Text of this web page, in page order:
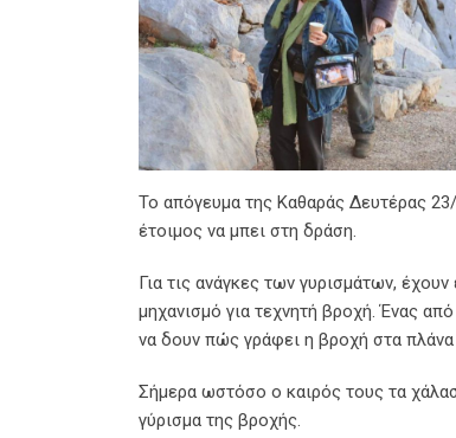
Το απόγευμα της Καθαράς Δευτέρας
έτοιμος να μπει στη δράση.
Για τις ανάγκες των γυρισμάτων,
μηχανισμό για τεχνητή βροχή. Ένας
να δουν πώς γράφει η βροχή στα πλάνα
Σήμερα ωστόσο ο καιρός τους τα
γύρισμα της βροχής.